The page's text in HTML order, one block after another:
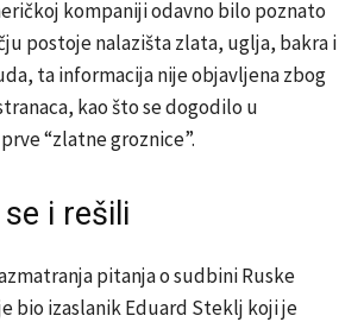
kompaniji odavno bilo poznato
postoje nalazišta zlata, uglja, bakra i
ta informacija nije objavljena zbog
kao što se dogodilo u
“zlatne groznice”.
i rešili
pitanja o sudbini Ruske
bio izaslanik Eduard Steklj koji je